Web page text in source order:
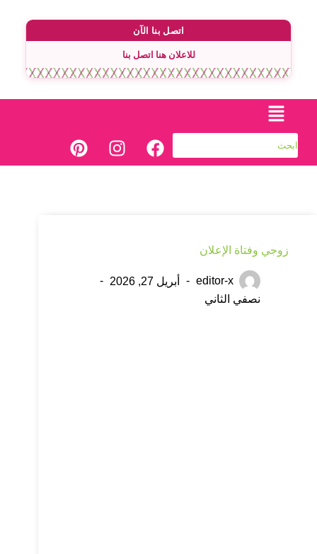
اتصل بنا الآن
للاعلان هنا اتصل بنا
زوجي وفتاة الإعلان
editor-x
أبريل 27, 2026
نصفي الثاني